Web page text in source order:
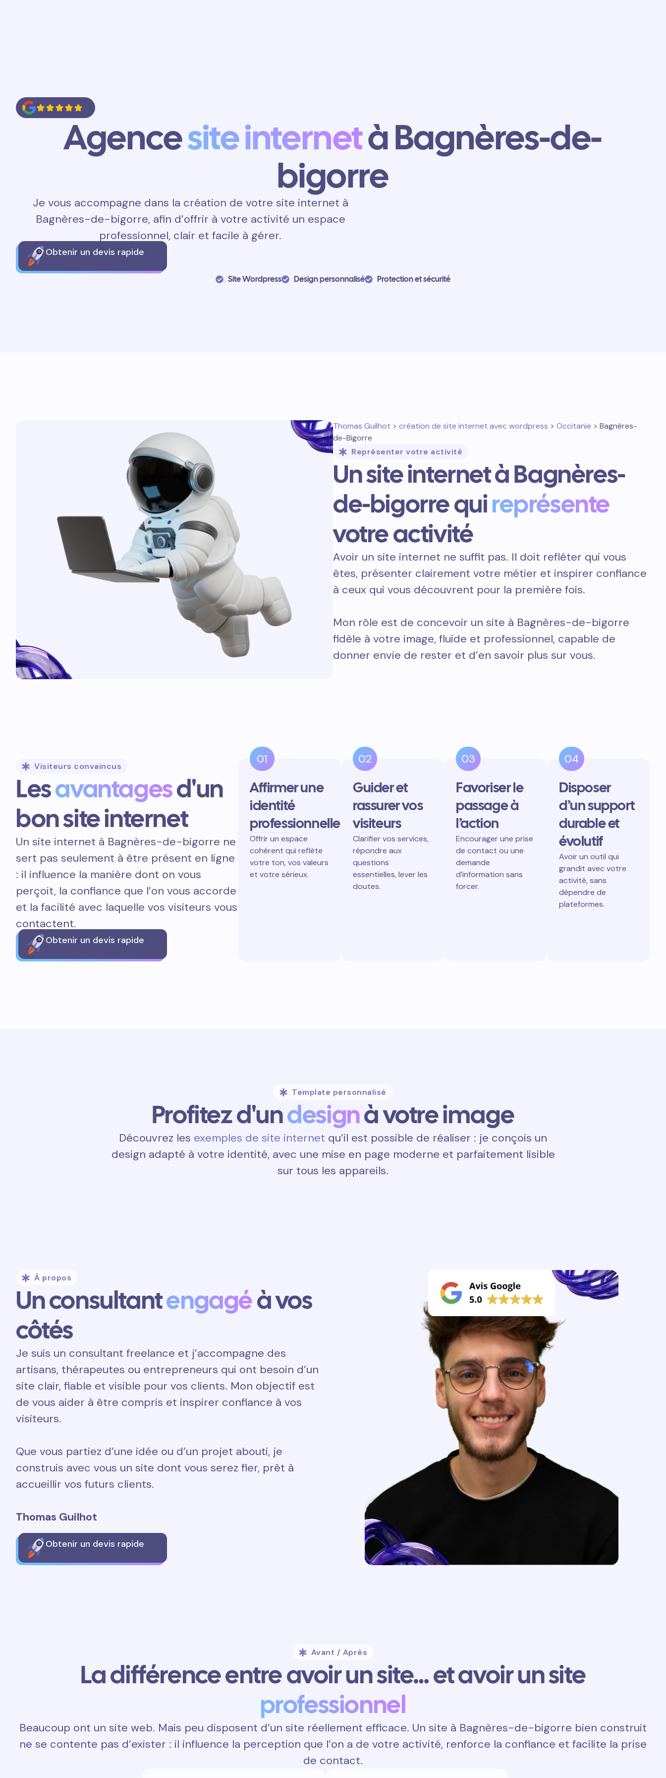
Agencesite internetà Bagnères-de-
bigorre
Je vous accompagne dans la création de votre site internet à
Bagnères-de-bigorre, afin d’offrir à votre activité un espace
professionnel, clair et facile à gérer.
Obtenir un devis rapide
Site Wordpress Design personnalisé Protection et sécurité
Thomas Guilhot > création de site internet avec wordpress > Occitanie > Bagnères-
de-Bigorre
Représenter votre activité
Un site internet à Bagnères-
de-bigorre quireprésente
votre activité
Avoir un site internet ne suffit pas. Il doit refléter qui vous
êtes, présenter clairement votre métier et inspirer confiance
à ceux qui vous découvrent pour la première fois.
Mon rôle est de concevoir un site à Bagnères-de-bigorre
fidèle à votre image, fluide et professionnel, capable de
donner envie de rester et d’en savoir plus sur vous.
Visiteurs convaincus
Lesavantagesd'un
bon site internet
Un site internet à Bagnères-de-bigorre ne
sert pas seulement à être présent en ligne
: il influence la manière dont on vous
perçoit, la confiance que l’on vous accorde
et la facilité avec laquelle vos visiteurs vous
contactent.
Obtenir un devis rapide
01
Affirmer une
identité
professionnelle
Offrir un espace
cohérent qui reflète
votre ton, vos valeurs
et votre sérieux.
02
Guider et
rassurer vos
visiteurs
Clarifier vos services,
répondre aux
questions
essentielles, lever les
doutes.
03
Favoriser le
passage à
l’action
Encourager une prise
de contact ou une
demande
d’information sans
forcer.
04
Disposer
d’un support
durable et
évolutif
Avoir un outil qui
grandit avec votre
activité, sans
dépendre de
plateformes.
Template personnalisé
Profitez d'undesignà votre image
Découvrez les exemples de site internet qu’il est possible de réaliser : je conçois un
design adapté à votre identité, avec une mise en page moderne et parfaitement lisible
sur tous les appareils.
À propos
Un consultantengagéà vos
côtés
Je suis un consultant freelance et j’accompagne des
artisans, thérapeutes ou entrepreneurs qui ont besoin d’un
site clair, fiable et visible pour vos clients. Mon objectif est
de vous aider à être compris et inspirer confiance à vos
visiteurs.
Que vous partiez d’une idée ou d’un projet abouti, je
construis avec vous un site dont vous serez fier, prêt à
accueillir vos futurs clients.
Thomas Guilhot
Obtenir un devis rapide
Avant / Après
La différence entre avoir un site… et avoir un site
professionnel
Beaucoup ont un site web. Mais peu disposent d’un site réellement efficace. Un site à Bagnères-de-bigorre bien construit
ne se contente pas d’exister : il influence la perception que l’on a de votre activité, renforce la confiance et facilite la prise
de contact.